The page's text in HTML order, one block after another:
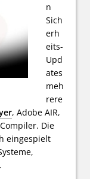
n
Sich
erh
eits-
Upd
ates
meh
rere
, Adobe AIR,
Die
eingespielt